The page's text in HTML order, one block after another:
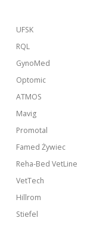
UFSK
RQL
GynoMed
Optomic
ATMOS
Mavig
Promotal
Famed Żywiec
Reha-Bed VetLine
VetTech
Hillrom
Stiefel